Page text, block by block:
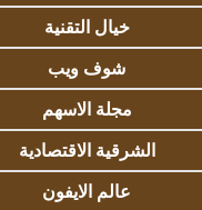
خيال التقنية
شوف ويب
مجلة الاسهم
الشرقية الاقتصادية
عالم الايفون